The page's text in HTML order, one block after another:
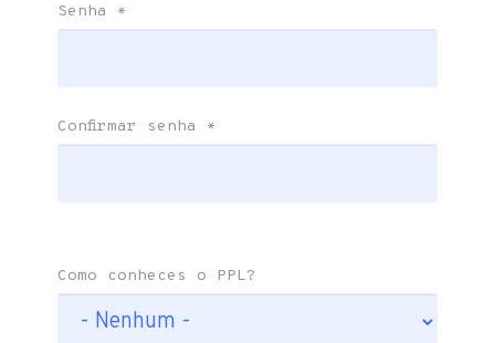
Senha *
Confirmar senha *
Como conheces o PPL?